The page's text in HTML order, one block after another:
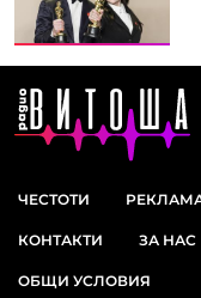
ЧЕСТОТИ
КОНТАКТИ ЗА НАС
ОБЩИ УСЛОВИЯ